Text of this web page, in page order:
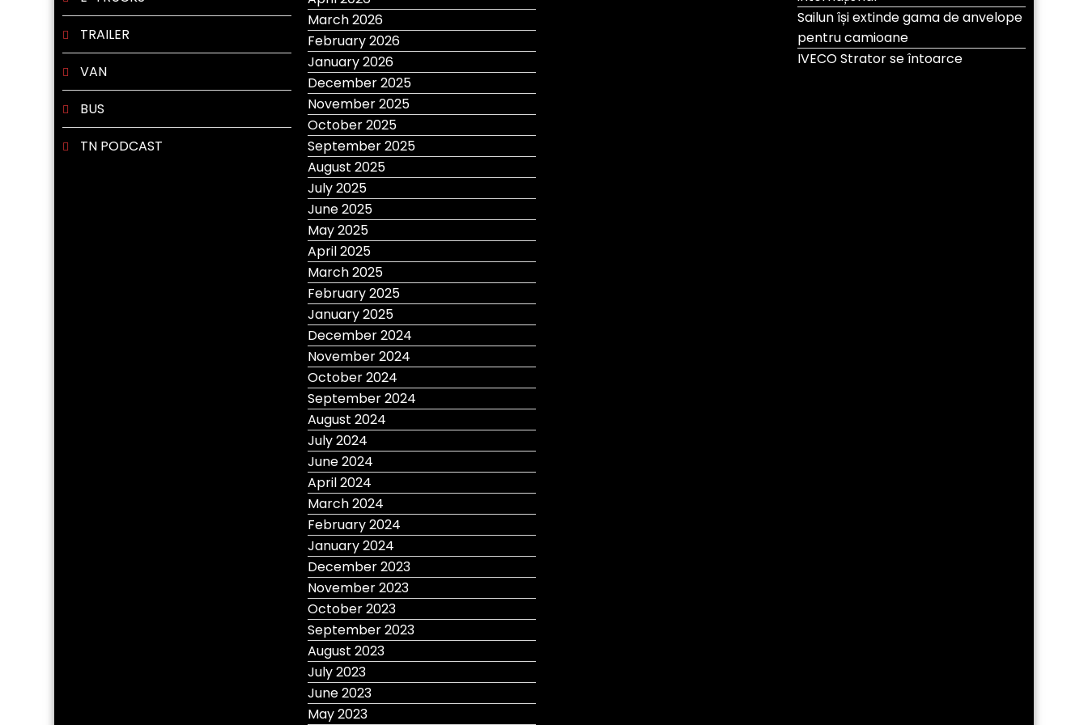
TRAILER
VAN
BUS
TN PODCAST
March 2026
February 2026
January 2026
December 2025
November 2025
October 2025
September 2025
August 2025
July 2025
June 2025
May 2025
April 2025
March 2025
February 2025
January 2025
December 2024
November 2024
October 2024
September 2024
August 2024
July 2024
June 2024
April 2024
March 2024
February 2024
January 2024
December 2023
November 2023
October 2023
September 2023
August 2023
July 2023
June 2023
May 2023
Sailun își extinde gama de anvelope
pentru camioane
IVECO Strator se întoarce